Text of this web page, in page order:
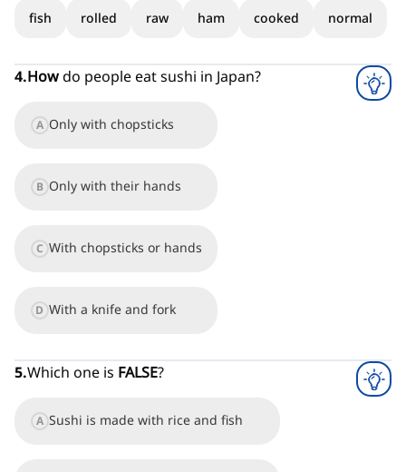
fish rolled raw ham cooked normal
4.Howdo people eat sushi in Japan?
A Only with chopsticks
B Only with their hands
C With chopsticks or hands
D With a knife and fork
5.Which one is FALSE?
A Sushi is made with rice and fish